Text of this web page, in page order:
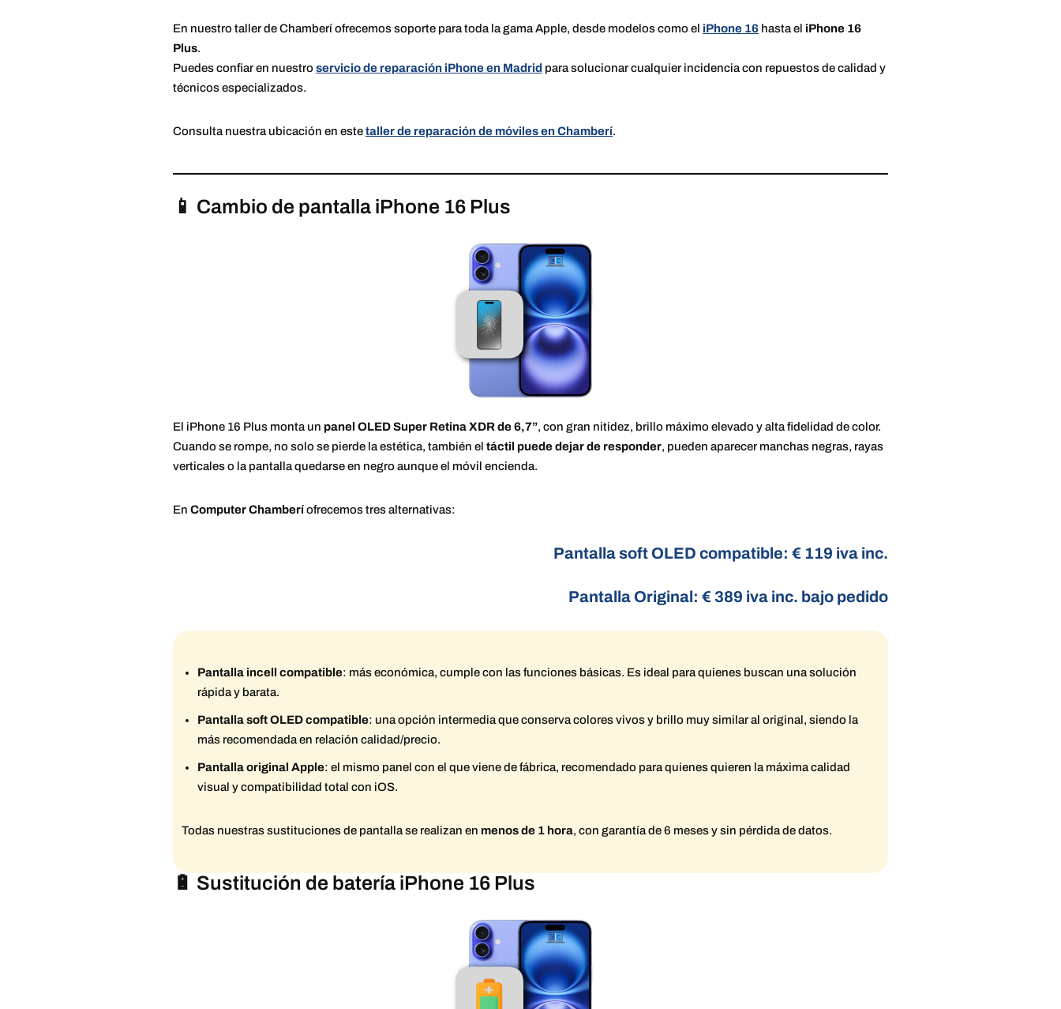
En nuestro taller de Chamberí ofrecemos soporte para toda la gama Apple, desde modelos como el iPhone 16 hasta el iPhone 16
Plus.
Puedes confiar en nuestroservicio de reparación iPhone en Madrid para solucionar cualquier incidencia con repuestos de calidad y
técnicos especializados.
Consulta nuestra ubicación en estetaller de reparación de móviles en Chamberí.
📱 Cambio de pantalla iPhone 16 Plus
El iPhone 16 Plus monta un panel OLED Super Retina XDR de 6,7”, con gran nitidez, brillo máximo elevado y alta fidelidad de color.
Cuando se rompe, no solo se pierde la estética, también el táctil puede dejar de responder, pueden aparecer manchas negras, rayas
verticales o la pantalla quedarse en negro aunque el móvil encienda.
En Computer Chamberíofrecemos tres alternativas:
Pantalla soft OLED compatible: € 119 iva inc.
Pantalla Original: € 389 iva inc. bajo pedido
Pantalla incell compatible: más económica, cumple con las funciones básicas. Es ideal para quienes buscan una solución
rápida y barata.
Pantalla soft OLED compatible: una opción intermedia que conserva colores vivos y brillo muy similar al original, siendo la
más recomendada en relación calidad/precio.
Pantalla original Apple: el mismo panel con el que viene de fábrica, recomendado para quienes quieren la máxima calidad
visual y compatibilidad total con iOS.
Todas nuestras sustituciones de pantalla se realizan en menos de 1 hora, con garantía de 6 meses y sin pérdida de datos.
🔋 Sustitución de batería iPhone 16 Plus